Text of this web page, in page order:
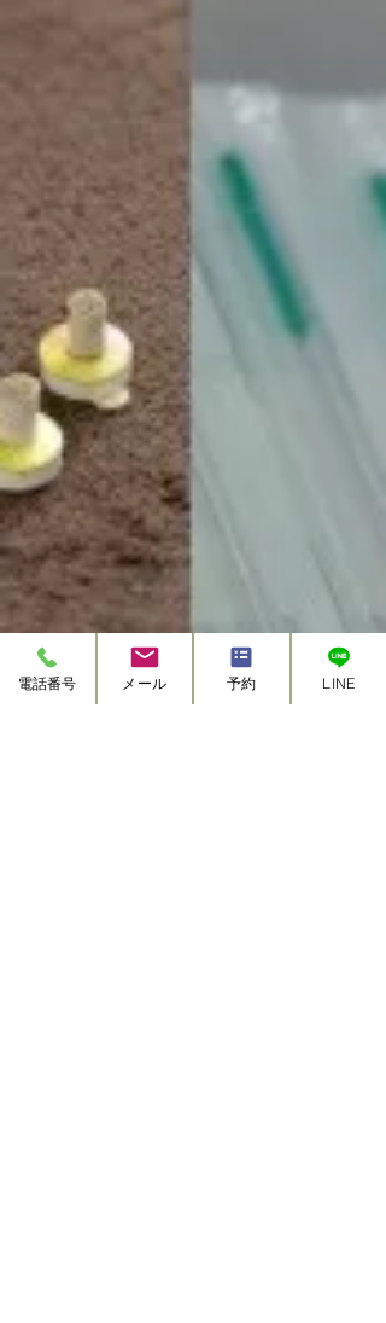
幸せをもたらす「おしゃべり効果」とは？科学的
メリットとその魅力
幸せホルモン爆上がり効果がある「おしゃべり」。女性
特徴からまとめました。何気ない会話から生まれる幸せ
ルモンの効果でもっと元気にもっと美しくなれます！
電話番号 メール 予約 LINE